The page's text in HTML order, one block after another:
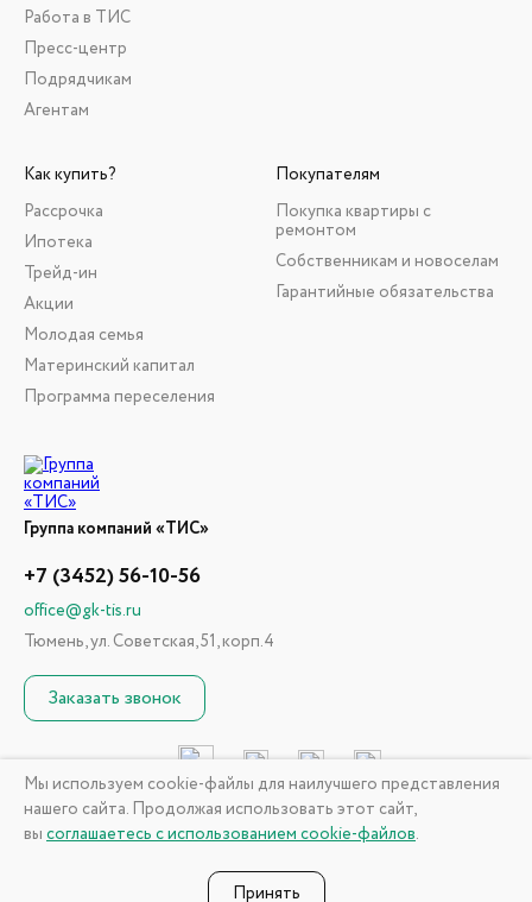
Группа компаний «ТИС»
+7 (3452) 56-10-56
office@gk-tis.ru
Тюмень, ул. Советская, 51, корп.4
Заказать звонок
Работа в ТИС
Пресс-центр
Подрядчикам
Агентам
Как купить?
Рассрочка
Ипотека
Трейд-ин
Акции
Молодая семья
Материнский капитал
Программа переселения
Покупателям
Покупка квартиры с
ремонтом
Собственникам и новоселам
Гарантийные обязательства
© 2026 ГК «ТИС». Информация, размещенная на сайте, не
является публичной офертой
Политика конфиденциальности
Мы используем cookie-файлы для наилучшего представления
нашего сайта. Продолжая использовать этот сайт,
вы соглашаетесь с использованием cookie-файлов.
Принять